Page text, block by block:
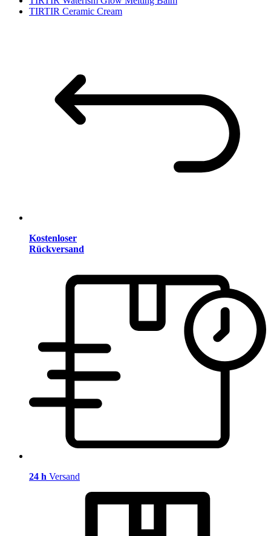
TIRTIR Ceramic Cream
Kostenloser
Rückversand
24 h Versand